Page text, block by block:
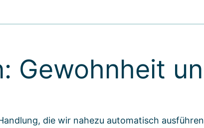
Gewohnheit
die wir nahezu automatisch